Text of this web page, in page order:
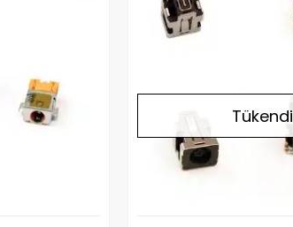
Tükendi